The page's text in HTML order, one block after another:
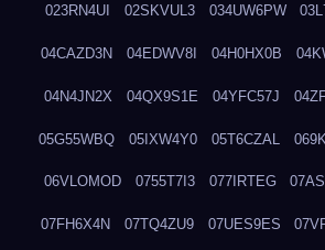
023RN4UI 02SKVUL3 034UW6PW
04CAZD3N 04EDWV8I 04H0HX0B
04N4JN2X 04QX9S1E 04YFC57J
05G55WBQ 05IXW4Y0 05T6CZAL
06VLOMOD 0755T7I3 077IRTEG
07FH6X4N 07TQ4ZU9 07UES9ES